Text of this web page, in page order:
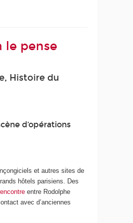
le pense
Histoire du
d’opérations
et autres sites de
hôtels parisiens. Des
entre Rodolphe
avec d’anciennes